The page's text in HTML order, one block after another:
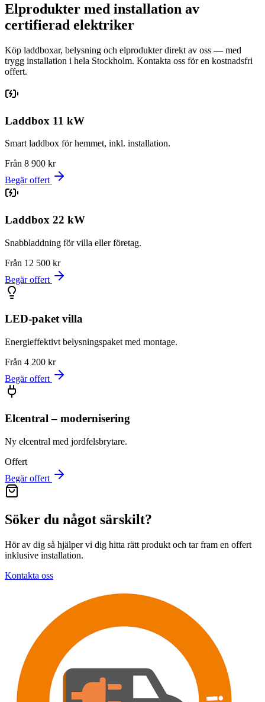
Elprodukter med installation av
certifierad elektriker
Köp laddboxar, belysning och elprodukter direkt av oss — med
trygg installation i hela Stockholm. Kontakta oss för en kostnadsfri
offert.
Laddbox 11 kW
Smart laddbox för hemmet, inkl. installation.
Från 8 900 kr
Begär offert
Laddbox 22 kW
Snabbladdning för villa eller företag.
Från 12 500 kr
Begär offert
LED-paket villa
Energieffektivt belysningspaket med montage.
Från 4 200 kr
Begär offert
Elcentral – modernisering
Ny elcentral med jordfelsbrytare.
Offert
Begär offert
Söker du något särskilt?
Hör av dig så hjälper vi dig hitta rätt produkt och tar fram en offert
inklusive installation.
Kontakta oss